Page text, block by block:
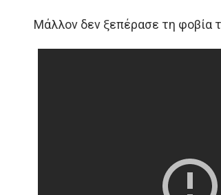
Μάλλον δεν ξεπέρασε τη φοβία